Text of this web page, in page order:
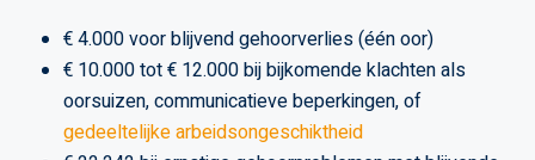
€ 4.000 voor blijvend gehoorverlies (één oor)
€ 10.000 tot € 12.000 bij bijkomende klachten als
oorsuizen, communicatieve beperkingen, of
gedeeltelijke arbeidsongeschiktheid